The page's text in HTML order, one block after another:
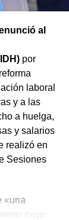
al
por
laboral
y a las
a huelga,
y salarios
realizó en
Sesiones
«una
cuyo